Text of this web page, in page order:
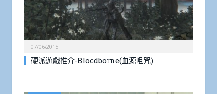
07/06/2015
硬派遊戲推介-Bloodborne(血源咀咒)